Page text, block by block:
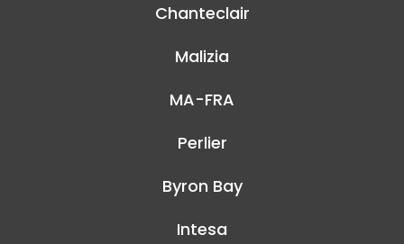
Chanteclair
Malizia
MA-FRA
Perlier
Byron Bay
Intesa